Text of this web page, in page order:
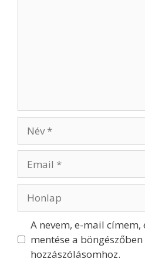
A nevem, e-mail
mentése a
hozzászólásomhoz.